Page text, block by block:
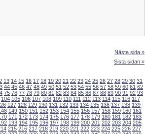
Nästa sida »
Sista sidan »
13 14 15 16 17 18 19 20 21 22 23 24 25 26 27 28 29 30 31
44 45 46 47 48 49 50 51 52 53 54 55 56 57 58 59 60 61 62
75 76 77 78 79 80 81 82 83 84 85 86 87 88 89 90 91 92 93
104 105 106 107 108 109 110 111 112 113 114 115 116 117
127 128 129 130 131 132 133 134 135 136 137 138 139
149 150 151 152 153 154 155 156 157 158 159 160 161
171 172 173 174 175 176 177 178 179 180 181 182 183
193 194 195 196 197 198 199 200 201 202 203 204 205
215 216 217 218 219 220 221 222 223 224 225 226 227